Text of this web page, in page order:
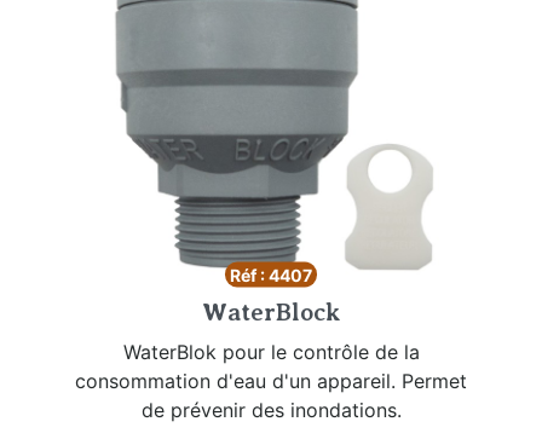
Réf : 4407
WaterBlock
WaterBlok pour le contrôle de la
consommation d'eau d'un appareil. Permet
de prévenir des inondations.